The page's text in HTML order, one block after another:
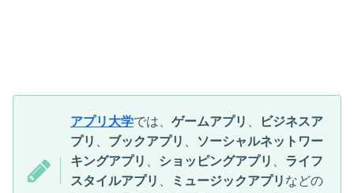
アプリ大学では、 ゲームアプリ 、
ビジネスア
プリ 、 ブックアプリ 、
ソーシャルネットワー
キングアプリ 、 ショッピングアプリ 、 ライフ
スタイルアプリ 、 ミュージックアプリ などの